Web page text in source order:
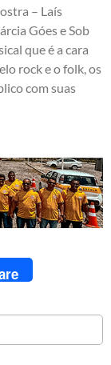
– Laís
Góes e Sob
que é a cara
rock e o folk, os
com suas